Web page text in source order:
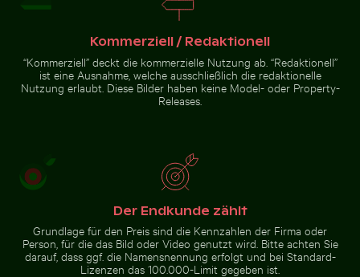
Knospe einer Seerose zwischen Erkundung am Wrack der
Chamarel Wasserfall umgeben von üppigem Grün mit
Küstenblick auf Mandraki mit
Zur Stock-Kollektion
Kommerziell / Redaktionell
“Kommerziell” deckt die kommerzielle Nutzung ab. “Redaktionell”
ist eine Ausnahme, welche ausschließlich die redaktionelle
Nutzung erlaubt. Diese Bilder haben keine Model- oder Property-
Releases.
Der Endkunde zählt
Grundlage für den Preis sind die Kennzahlen der Firma oder
Person, für die das Bild oder Video genutzt wird. Bitte achten Sie
darauf, dass ggf. die Namensnennung erfolgt und bei Standard-
Lizenzen das 100.000-Limit gegeben ist.